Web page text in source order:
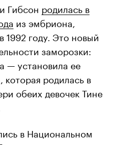
Гибсон родилась в
из эмбриона,
1992 году. Это новый
заморозки:
— установила ее
родилась в
обеих девочек Тине
в Национальном